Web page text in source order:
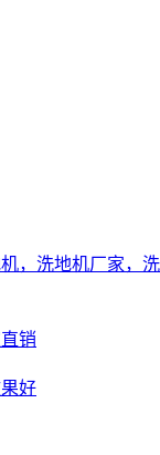
，洗地机厂家，洗
销
好